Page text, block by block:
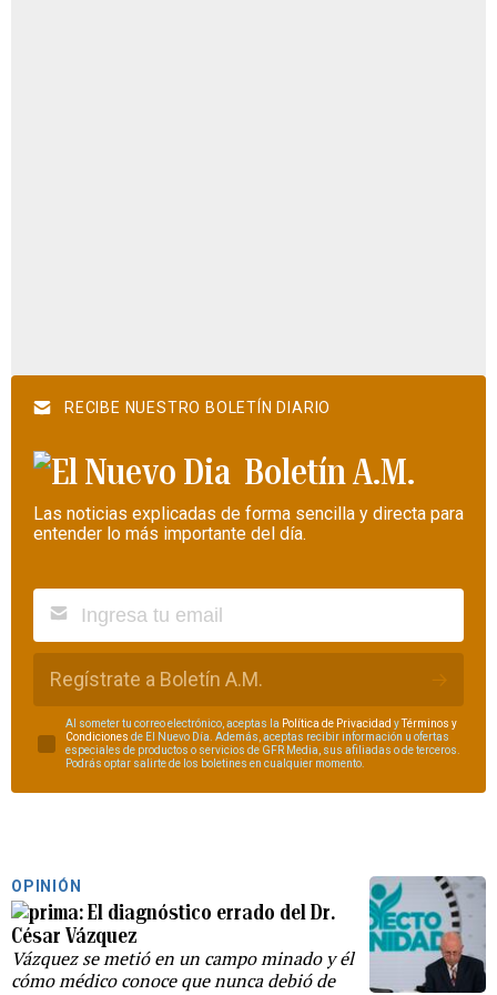
RECIBE NUESTRO BOLETÍN DIARIO
Boletín A.M.
Las noticias explicadas de forma sencilla y directa para
entender lo más importante del día.
Regístrate a Boletín A.M.
Al someter tu correo electrónico, aceptas la Política de Privacidad yTérminos y
Condiciones de El Nuevo Día. Además, aceptas recibir información u ofertas
especiales de productos o servicios de GFR Media, sus afiliadas o de terceros.
Podrás optar salirte de los boletines en cualquier momento.
OPINIÓN
El diagnóstico errado del Dr.
César Vázquez
Vázquez se metió en un campo minado y él
cómo médico conoce que nunca debió de